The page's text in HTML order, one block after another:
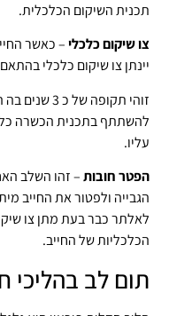
תכנית השיקום הכלכלית.
צו שיקום כלכלי– כאשר
יינתן צו שיקום כלכלי
זוהי תקופה
להשתתף בתכנית הכשרה
עליו.
הפטר חובות– זהו השלב
הגבייה ולפטור את החייב
לאלתר כבר בעת מתן צו
הכלכליות של החייב.
תום לב בהליכי